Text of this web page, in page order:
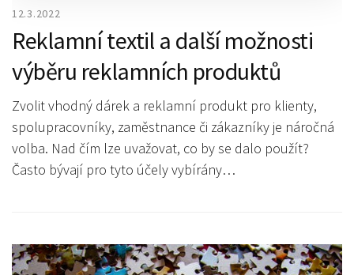
12.3.2022
Reklamní textil a další možnosti
výběru reklamních produktů
Zvolit vhodný dárek a reklamní produkt pro klienty,
spolupracovníky, zaměstnance či zákazníky je náročná
volba. Nad čím lze uvažovat, co by se dalo použít?
Často bývají pro tyto účely vybírány…